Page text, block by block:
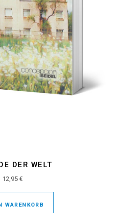
DER WELT
12,95 €
WARENKORB